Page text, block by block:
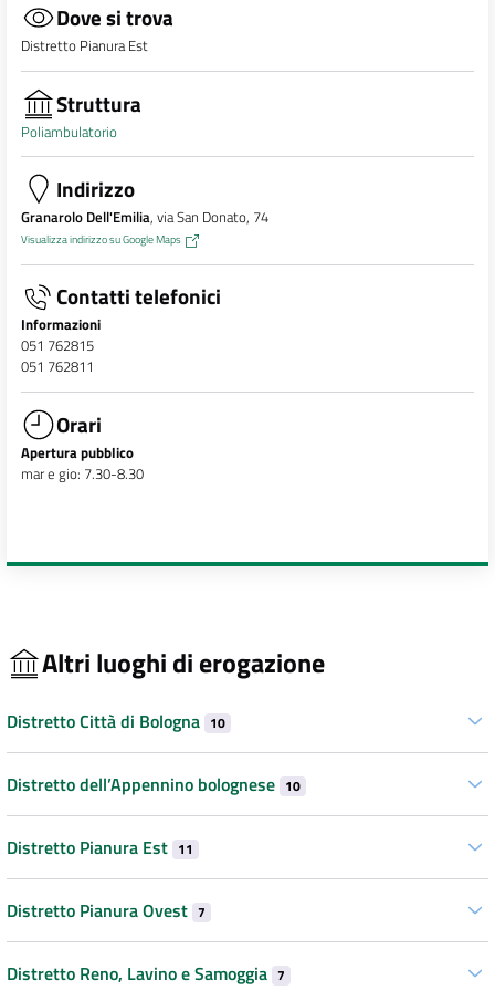
Dove si trova
Distretto Pianura Est
Struttura
Poliambulatorio
Indirizzo
Granarolo Dell'Emilia, via San Donato, 74
Visualizza indirizzo su Google Maps
Contatti telefonici
Informazioni
051 762815
051 762811
Orari
Apertura pubblico
mar e gio: 7.30-8.30
Altri luoghi di erogazione
Distretto Città di Bologna 10
Distretto dell’Appennino bolognese 10
Distretto Pianura Est 11
Distretto Pianura Ovest 7
Distretto Reno, Lavino e Samoggia 7